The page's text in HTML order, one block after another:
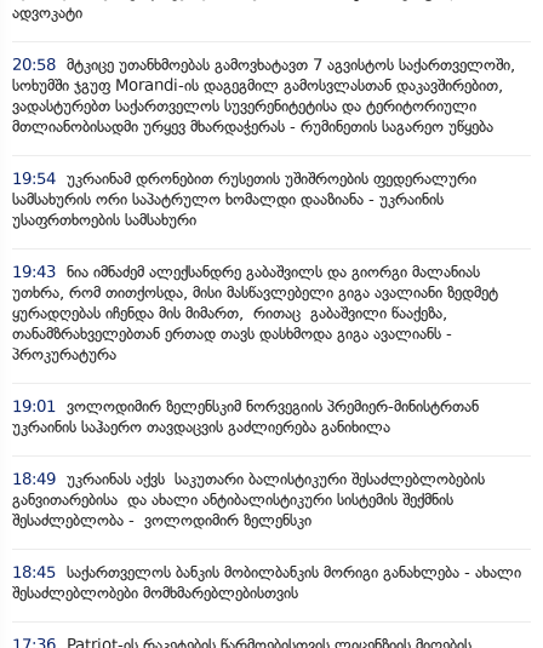
ადვოკატი
20:58 მტკიცე უთანხმოებას გამოვხატავთ 7 აგვისტოს საქართველოში,
სოხუმში ჯგუფ Morandi-ის დაგეგმილ გამოსვლასთან დაკავშირებით,
ვადასტურებთ საქართველოს სუვერენიტეტისა და ტერიტორიული
მთლიანობისადმი ურყევ მხარდაჭერას - რუმინეთის საგარეო უწყება
19:54 უკრაინამ დრონებით რუსეთის უშიშროების ფედერალური
სამსახურის ორი საპატრულო ხომალდი დააზიანა - უკრაინის
უსაფრთხოების სამსახური
19:43 ნია იმნაძემ ალექსანდრე გაბაშვილს და გიორგი მალანიას
უთხრა, რომ თითქოსდა, მისი მასწავლებელი გიგა ავალიანი ზედმეტ
ყურადღებას იჩენდა მის მიმართ, რითაც გაბაშვილი წააქეზა,
თანამზრახველებთან ერთად თავს დასხმოდა გიგა ავალიანს -
პროკურატურა
19:01
ვოლოდიმირ ზელენსკიმ ნორვეგიის პრემიერ-მინისტრთან
უკრაინის საჰაერო თავდაცვის გაძლიერება განიხილა
18:49 უკრაინას აქვს საკუთარი ბალისტიკური შესაძლებლობების
განვითარებისა და ახალი ანტიბალისტიკური სისტემის შექმნის
შესაძლებლობა - ვოლოდიმირ ზელენსკი
18:45 საქართველოს ბანკის მობილბანკის მორიგი განახლება - ახალი
შესაძლებლობები მომხმარებლებისთვის